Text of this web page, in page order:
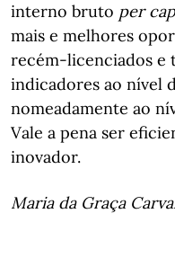
interno bruto per
mais e melhores
recém-licenciados e
indicadores ao nível
nomeadamente ao
Vale a pena ser
inovador.
Maria da Graça